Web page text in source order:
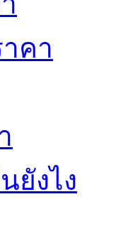
คา
ยังไง